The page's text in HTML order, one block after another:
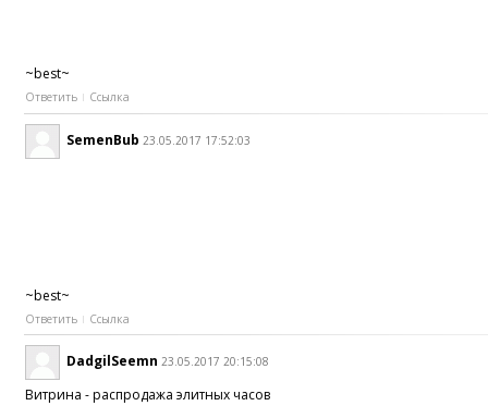
~best~
Ответить Ссылка
SemenBub 23.05.2017 17:52:03
~best~
Ответить Ссылка
DadgilSeemn 23.05.2017 20:15:08
Витрина - распродажа элитных часов